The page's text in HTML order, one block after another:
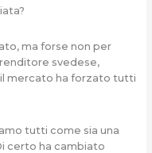
ma forse non per
svedese,
mercato ha forzato tutti
tutti come sia una
certo ha cambiato